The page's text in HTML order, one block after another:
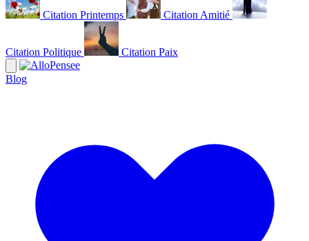
Citation Printemps Citation Amitié
Citation Politique Citation Paix
Blog